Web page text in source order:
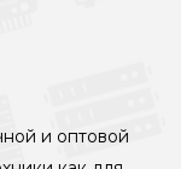
и оптовой